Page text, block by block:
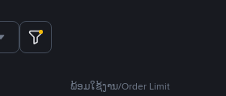
ພ້ອມໃຊ້ງານ/Order Limit